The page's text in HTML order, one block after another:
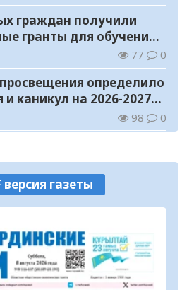
граждан получили
гранты для обучения в
77 0
определило
и каникул на 2026-2027
98 0
51 0
ожидания от
– опрос
введена в эксплуатацию
станция
версия газеты